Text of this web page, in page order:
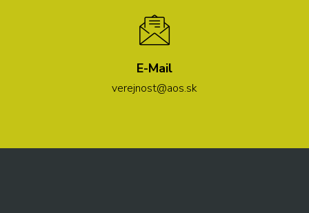
E-Mail
verejnost@aos.sk